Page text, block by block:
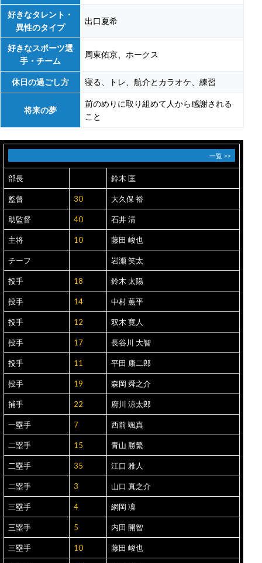
好きなタレント・
異性のタイプ
出口夏希
好きなスポーツ選
手・チーム
周東佑京、ホークス
休日の過ごし方 寝る、トレ、航介とカラオケ、練習
将来の夢
前のめりに取り組めて人から感謝される
こと
一覧 >>
部長 鈴木 匡
監督 30 大久保 裕
助監督 40 石井 清
主将 10 藤田 峻也
チーフ 岩瀬 笑太
投手 18 鈴木 太陽
投手 14 中村 薫平
投手 12 双木 寛人
投手 17 長谷川 大智
投手 11 平田 康二郎
投手 19 森岡 舜之介
捕手 22 府川 涼太郎
一塁手 7 西前 颯真
二塁手 15 青山 勝繁
二塁手 35 江口 雅人
二塁手 3 山口 真之介
三塁手 4 網岡 凜
三塁手 5 内田 開智
三塁手 10 藤田 峻也